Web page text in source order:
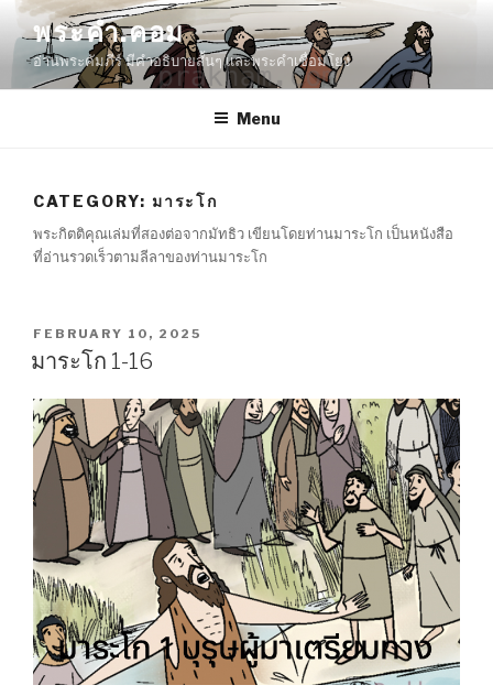
Skip
content
พระคำ.คอม
อ่านพระคัมภีร์ มีคำอธิบายสั้นๆ และพระคำเชื่อมโยง
Menu
CATEGORY: มาระโก
พระกิตติคุณเล่มที่สองต่อจากมัทธิว เขียนโดยท่านมาระโก เป็นหนังสือ
ที่อ่านรวดเร็วตามลีลาของท่านมาระโก
POSTED
FEBRUARY 10, 2025
มาระโก 1-16